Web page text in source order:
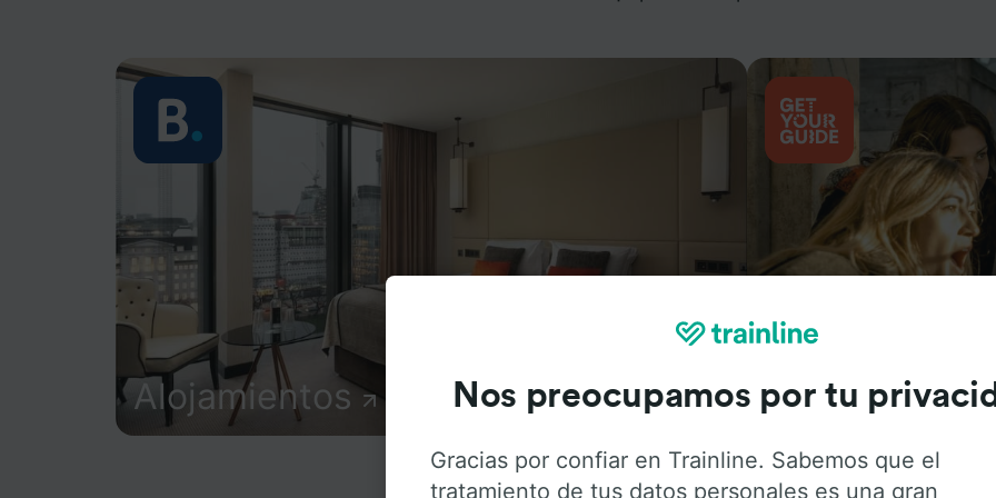
Alojamientos Actividades
Nos preocupamos por tu
Gracias por confiar en Trainline. Sabemos que el
tratamiento de tus datos personales es una gran